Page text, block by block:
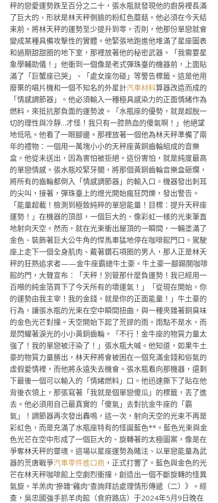
秤的戀愛運勢跌至百分之二十，張水瓶就發現他的廚房裡長滿
了巨大的、形狀是林天秤側臉的粉紅色蘑菇。他必須在今天結
束前，將林天秤的運勢至少提升到零。否則，他那份單戀就會
變成某種具備攻擊性的實體。他緊張地跑進他堆滿了星座圖表
和過期甜甜圈的地下室，那裡放著他的秘密武器。「我需要星
象學輔助儀！」他衝到一個像是老式彈珠臺的機器前，上面貼
滿了「巨蟹座已哭」、「處女座勿碰」等警告標籤。這是他用
廢棄的唱片機和一個不知名的外星計汽車材料算器改造而成的
「情感調節器」。他必須輸入一種極具感染力的正面情緒作為
燃料，來抵抗那負面的運勢波。「水瓶座的優勢，就是超脫一
切的理性與冷靜…才怪！我只有一腔熱血的傻氣啊！」他絕望
地低吼。他看了一眼腳邊。那裡放著一個他為林天秤準備了兩
年的禮物：一個用一萬塊小小的天秤座黃銅齒輪組成的音樂
盒。他從未送出，因為害怕被拒絕。這份害怕，就是純度最高
的單戀情感。張水瓶咬緊牙關，將那個黃銅齒輪音樂盒砸爛，
將所有的齒輪都倒入「情感調節器」的輸入口。機器發出刺耳
的尖叫，接著，彈珠臺上的燈光開始瘋狂閃爍，發出警告。
「能量超載！檢測到極致純粹的單戀能量！目標：提升天秤座
運勢！」在機器的頂部，一個巨大的、像彩虹一樣的光束筆直
地射向天空。然而，就在光束衝出屋頂的一瞬間，一輛塗滿了
金色、裝飾著巨大公牛角的悍馬車猛地停在咖啡館門口。駕駛
座上走下一個全身肌肉、戴著鑽石項圈的男人，那人正是林天
秤的狂熱追求者——金牛座霸總牛土豪。牛土豪一腳踢開咖啡
館的門，大聲宣布：「天秤！別管那什麼負運勢！我已經用一
百噸的純金箔買下了今天所有的壞運氣！」「從現在開始，你
的運勢由我主宰！我的金錢，就是你的正面能量！」牛土豪的
行為，讓張水瓶的光束在空中瞬間扭曲，與一種夾雜著銅臭味
的金色光芒對撞。天空開始下起了荒謬的雨。雨點不是水，而
是閃耀著淚光的小小黃銅齒輪。「不行！金牛座的物質力量太
強了！我的單戀被汙染了！」張水瓶大喊。他知道，如果牛土
豪的物質力量勝出，林天秤將會被困在一個充滿金錢和俗氣的
虛假愛情裡，而他將永遠失去機會。張水瓶看向那機器，還剩
下最後一個可以輸入的「情緒燃料」口。他迅速撕下了貼在他
背後衣領上，那張寫著「我就是個單戀傻瓜」的標籤，丟了進
去。他必須用自己最真實的「傻氣」去對抗金牛座的「霸
氣」！調節器再次發出轟鳴，這一次，射向天空的光束不再是
彩虹色，而是充滿了水瓶座特有的怪誕藍色**。藍色光束與金
色光芒在空中形成了一個巨大的、旋轉著的太極圖案，像是在
爭奪林天秤的靈魂。這場以星座運勢為賭注、以單戀能量為武
器的荒唐戰爭汽車零件進口商 ，正式打響了。藍色與金色的光
芒在林天秤咖啡館上空劇烈衝撞，創造出一個不斷旋轉的怪異
氣旋。羊羔肉”摻雜“雞肉”查詢拜訪處理情形傳遞（二）》。經
查，吳忠國強手抓羊肉館（食府路店）于2024年5月9日晚在